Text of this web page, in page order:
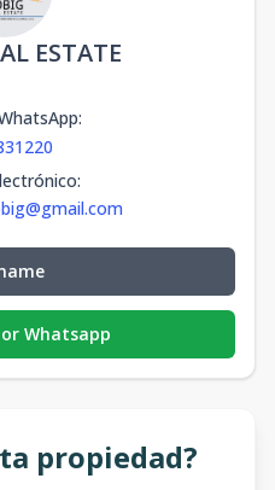
ESTATE
:
:
Whatsapp
propiedad?